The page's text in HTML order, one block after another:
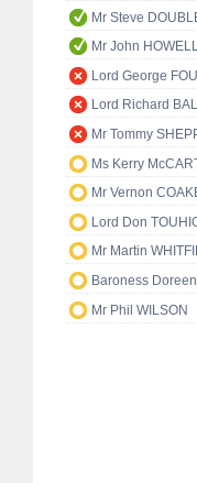
Mr Steve
Mr John
Lord George
Lord Richard
Mr Tommy
Ms Kerry
Mr Vernon
Lord Don
Mr Martin
Baroness
Mr Phil WILSON